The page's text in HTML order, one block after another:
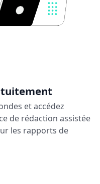
et accédez
de rédaction assistée
les rapports de